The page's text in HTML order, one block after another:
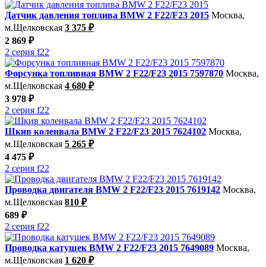
Датчик давления топлива BMW 2 F22/F23 2015 Москва,
м.Щелковская 3 375 ₽
2 869 ₽
2 серия f22
Форсунка топливная BMW 2 F22/F23 2015 7597870 Москва,
м.Щелковская 4 680 ₽
3 978 ₽
2 серия f22
Шкив коленвала BMW 2 F22/F23 2015 7624102 Москва,
м.Щелковская 5 265 ₽
4 475 ₽
2 серия f22
Проводка двигателя BMW 2 F22/F23 2015 7619142 Москва,
м.Щелковская 810 ₽
689 ₽
2 серия f22
Проводка катушек BMW 2 F22/F23 2015 7649089 Москва,
м.Щелковская 1 620 ₽